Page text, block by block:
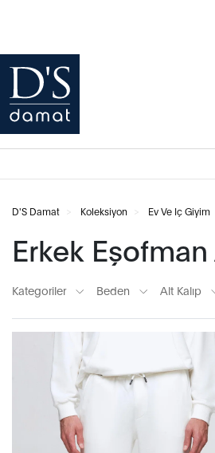
D'S Damat Koleksiyon Ev Ve Iç Giyim
Erkek
Kategoriler Beden Alt Kalıp